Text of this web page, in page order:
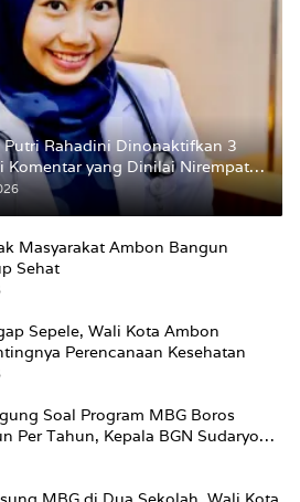
Putri Rahadini Dinonaktifkan 3
Komentar yang Dinilai Nirempati
Masyarakat Ambon Bangun
Sehat
Sepele, Wali Kota Ambon
Perencanaan Kesehatan
Soal Program MBG Boros
Per Tahun, Kepala BGN Sudaryono